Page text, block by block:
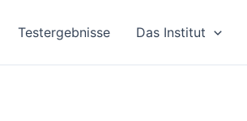
Testergebnisse Das Institut